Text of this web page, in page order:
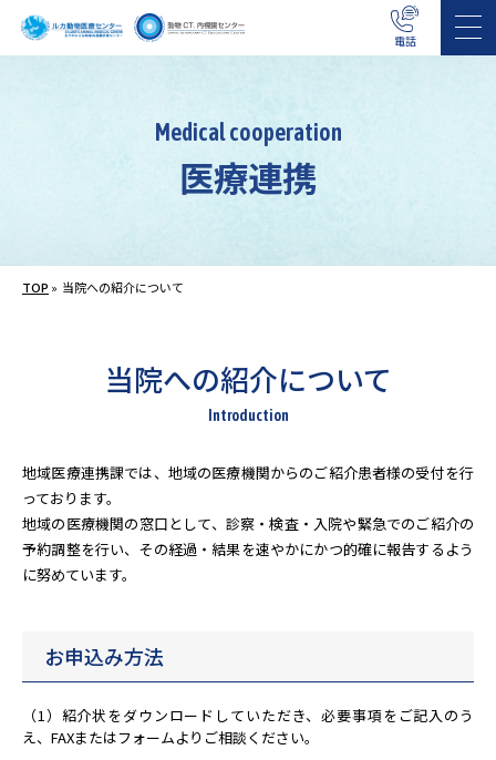
電話
Medical cooperation
医療連携
TOP » 当院への紹介について
当院への紹介について
Introduction
地域医療連携課では、地域の医療機関からのご紹介患者様の受付を行
っております。
地域の医療機関の窓口として、診察・検査・入院や緊急でのご紹介の
予約調整を行い、その経過・結果を速やかにかつ的確に報告するよう
に努めています。
お申込み方法
（1）紹介状をダウンロードしていただき、必要事項をご記入のう
え、FAXまたはフォームよりご相談ください。